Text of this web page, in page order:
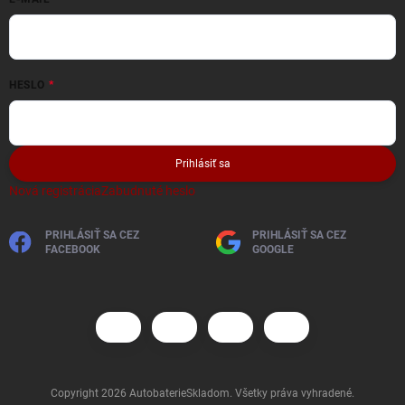
HESLO
Prihlásiť sa
Nová registráciaZabudnuté heslo
PRIHLÁSIŤ SA CEZ
FACEBOOK
PRIHLÁSIŤ SA CEZ
GOOGLE
Copyright 2026 AutobaterieSkladom. Všetky práva vyhradené.